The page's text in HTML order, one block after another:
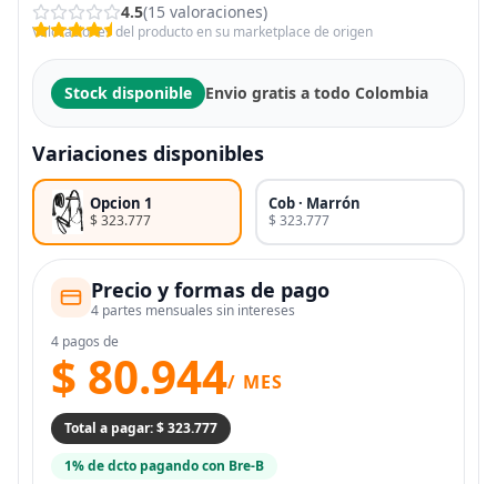
4.5(15 valoraciones)
Valoraciones del producto en su marketplace de origen
Stock disponible Envio gratis a todo Colombia
Variaciones disponibles
Opcion 1
$ 323.777
Cob · Marrón
$ 323.777
Precio y formas de pago
4 partes mensuales sin intereses
4 pagos de
$ 80.944/ MES
Total a pagar: $ 323.777
1% de dcto pagando con Bre-B